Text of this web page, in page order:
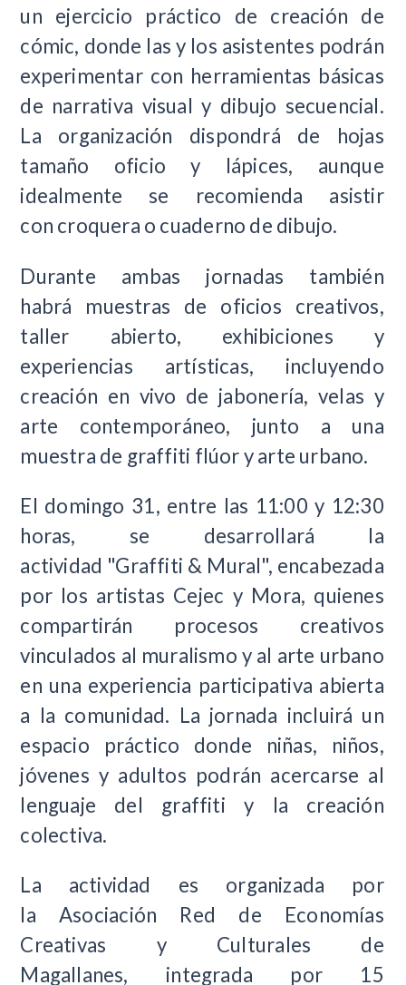
un ejercicio práctico de creación de
cómic, donde las y los asistentes podrán
experimentar con herramientas básicas
de narrativa visual y dibujo secuencial.
La organización dispondrá de hojas
tamaño oficio y lápices, aunque
idealmente se recomienda asistir
con croquera o cuaderno de dibujo.
Durante ambas jornadas también
habrá muestras de oficios creativos,
taller abierto, exhibiciones y
experiencias artísticas, incluyendo
creación en vivo de jabonería, velas y
arte contemporáneo, junto a una
muestra de graffiti flúor y arte urbano.
El domingo 31, entre las 11:00 y 12:30
horas, se desarrollará la
actividad "Graffiti & Mural", encabezada
por los artistas Cejec y Mora, quienes
compartirán procesos creativos
vinculados al muralismo y al arte urbano
en una experiencia participativa abierta
a la comunidad. La jornada incluirá un
espacio práctico donde niñas, niños,
jóvenes y adultos podrán acercarse al
lenguaje del graffiti y la creación
colectiva.
La actividad es organizada por
la Asociación Red de Economías
Creativas y Culturales de
Magallanes, integrada por 15